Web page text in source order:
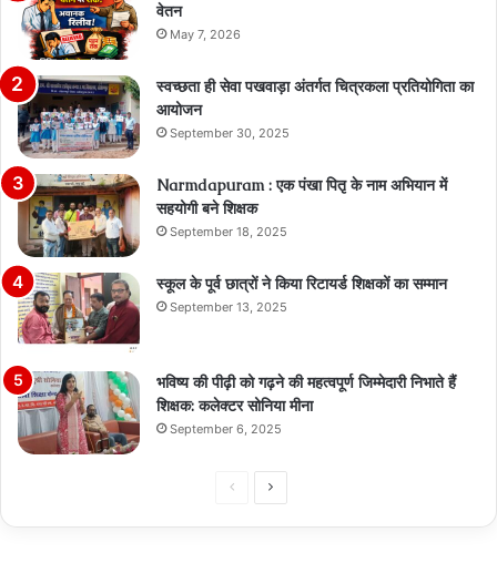
वेतन
May 7, 2026
स्वच्छता ही सेवा पखवाड़ा अंतर्गत चित्रकला प्रतियोगिता का
आयोजन
September 30, 2025
Narmdapuram : एक पंखा पितृ के नाम अभियान में
सहयोगी बने शिक्षक
September 18, 2025
स्कूल के पूर्व छात्रों ने किया रिटायर्ड शिक्षकों का सम्मान
September 13, 2025
भविष्य की पीढ़ी को गढ़ने की महत्वपूर्ण जिम्मेदारी निभाते हैं
शिक्षक: कलेक्टर सोनिया मीना
September 6, 2025
PreviousNext